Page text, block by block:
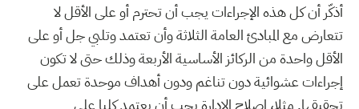
أذكّر أن كل هذه الإجراءات يجب أن تحترم أو على الأقل لا
تتعارض مع المبادئ العامة الثلاثة وأن تعتمد وتلبي جل أو على
الأقل واحدة من الركائز الأساسية الأربعة وذلك حتى لا تكون
إجراءات عشوائية دون تناغم ودون أهداف موحدة تعمل على